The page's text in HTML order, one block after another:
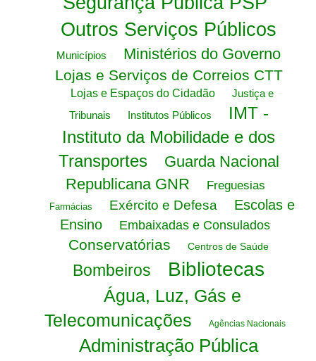
Outros Serviços Públicos
Municípios Ministérios do Governo
Lojas e Serviços de Correios CTT
Lojas e Espaços do Cidadão
Justiça e
Tribunais
Institutos Públicos
IMT -
Instituto da Mobilidade e dos
Transportes
Guarda Nacional
Republicana GNR
Freguesias
Farmácias Exército e Defesa
Escolas e
Ensino
Embaixadas e Consulados
Conservatórias Centros de Saúde
Bombeiros Bibliotecas
Água, Luz, Gás e
Telecomunicações
Agências Nacionais
Administração Pública